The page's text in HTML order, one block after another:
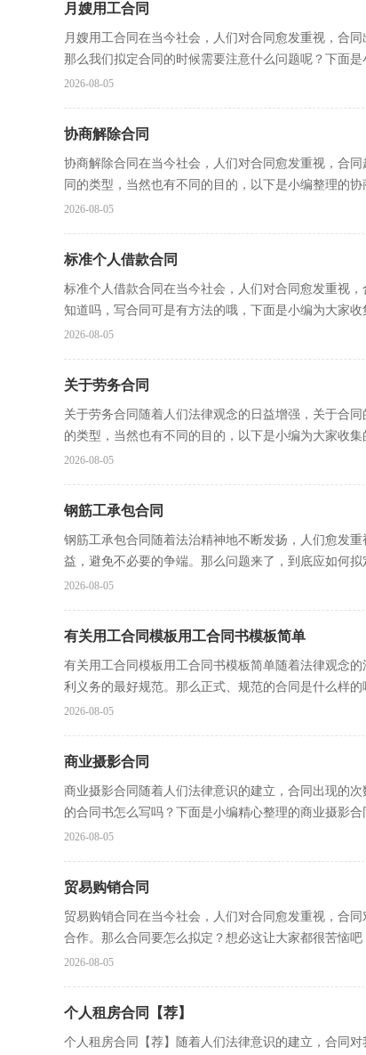
月嫂用工合同
月嫂用工合同在当今社会，人们对合同愈发重视，合
那么我们拟定合同的时候需要注意什么问题呢？下面是
2026-08-05
协商解除合同
协商解除合同在当今社会，人们对合同愈发重视，合
同的类型，当然也有不同的目的，以下是小编整理的
2026-08-05
标准个人借款合同
标准个人借款合同在当今社会，人们对合同愈发重视
知道吗，写合同可是有方法的哦，下面是小编为大家收
2026-08-05
关于劳务合同
关于劳务合同随着人们法律观念的日益增强，关于合
的类型，当然也有不同的目的，以下是小编为大家收集
2026-08-05
钢筋工承包合同
钢筋工承包合同随着法治精神地不断发扬，人们愈发
益，避免不必要的争端。那么问题来了，到底应如何
2026-08-05
有关用工合同模板用工合同书模板简单
有关用工合同模板用工合同书模板简单随着法律观念
利义务的最好规范。那么正式、规范的合同是什么样的
2026-08-05
商业摄影合同
商业摄影合同随着人们法律意识的建立，合同出现的
的合同书怎么写吗？下面是小编精心整理的商业摄影合
2026-08-05
贸易购销合同
贸易购销合同在当今社会，人们对合同愈发重视，合
合作。那么合同要怎么拟定？想必这让大家都很苦恼吧
2026-08-05
个人租房合同【荐】
个人租房合同【荐】随着人们法律意识的建立，合同